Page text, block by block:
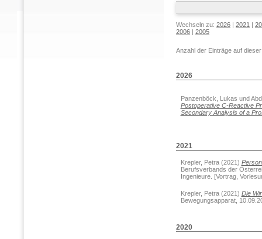
Wechseln zu: 2026 | 2021 |
2006 | 2005
Anzahl der Einträge auf
2026
Panzenböck, Lukas und
Postoperative C-Reactive
Secondary Analysis of a
2021
Krepler, Petra(2021)
Berufsverbands der
Ingenieure. [Vortrag,
Krepler, Petra(2021) Die
Bewegungsapparat,
2020